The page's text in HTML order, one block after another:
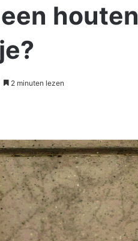
houten
2 minuten lezen